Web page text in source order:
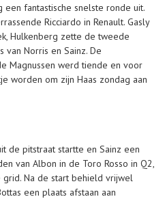
fantastische snelste ronde uit.
Ricciardo in Renault. Gasly
Hulkenberg zette de tweede
van Norris en Sainz. De
Magnussen werd tiende en voor
worden om zijn Haas zondag aan
de pitstraat startte en Sainz een
van Albon in de Toro Rosso in Q2,
Na de start behield vrijwel
een plaats afstaan aan